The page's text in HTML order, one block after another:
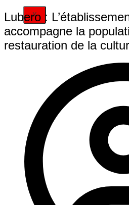
X
Lubero :
accompagne la
restauration de la